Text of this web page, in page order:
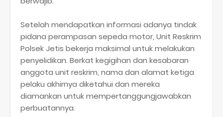
Setelah mendapatkan informasi adanya tindak
pidana perampasan sepeda motor, Unit Reskrim
Polsek Jetis bekerja maksimal untuk melakukan
penyelidikan. Berkat kegigihan dan kesabaran
anggota unit reskrim, nama dan alamat ketiga
pelaku akhirnya diketahui dan mereka
diamankan untuk mempertanggungjawabkan
perbuatannya.